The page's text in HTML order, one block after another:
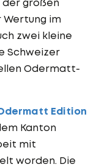
im
zwei kleine
Schweizer
Odermatt-
Edition
Kanton
mit
worden. Die